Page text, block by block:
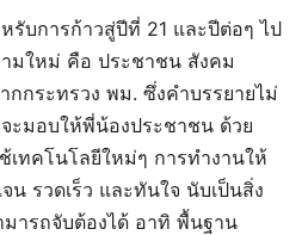
รับการก้าวสู่ปีที่ 21 และปีต่อๆ ไป
มใหม่ คือ ประชาชน สังคม
กกระทรวง พม. ซึ่งคำบรรยายไม่
ะมอบให้พี่น้องประชาชน ด้วย
เทคโนโลยีใหม่ๆ การทำงานให้
น รวดเร็ว และทันใจ นับเป็นสิ่ง
ารถจับต้องได้ อาทิ พื้นฐาน